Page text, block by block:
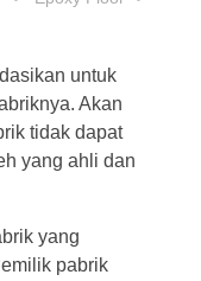
untuk
Akan
tidak dapat
yang ahli dan
yang
pabrik